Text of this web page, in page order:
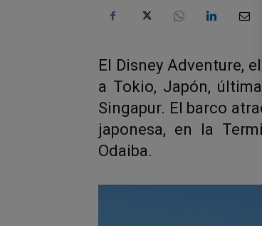
El Disney Adventure,
a Tokio, Japón,
Singapur. El barco
japonesa, en la
Odaiba.